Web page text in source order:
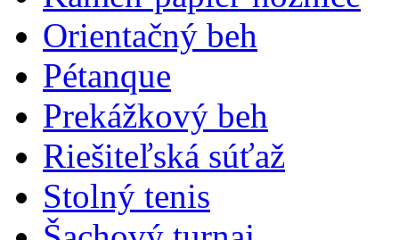
Orientačný beh
Pétanque
Prekážkový beh
Riešiteľská súťaž
Stolný tenis